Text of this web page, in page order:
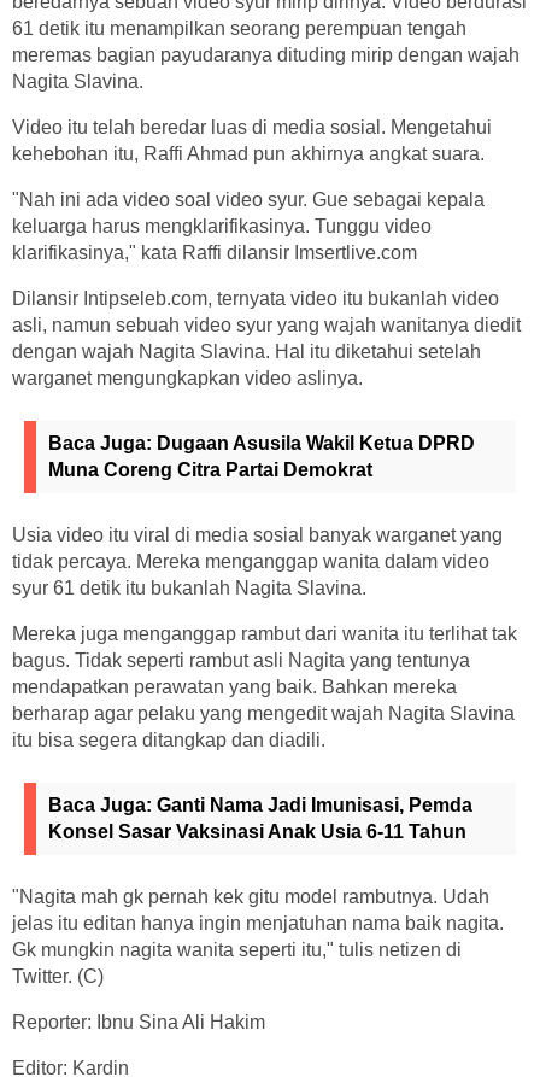
61 detik itu menampilkan seorang perempuan tengah
meremas bagian payudaranya dituding mirip dengan wajah
Nagita Slavina.
Video itu telah beredar luas di media sosial. Mengetahui
kehebohan itu, Raffi Ahmad pun akhirnya angkat suara.
"Nah ini ada video soal video syur. Gue sebagai kepala
keluarga harus mengklarifikasinya. Tunggu video
klarifikasinya," kata Raffi dilansir Imsertlive.com
Dilansir Intipseleb.com, ternyata video itu bukanlah video
asli, namun sebuah video syur yang wajah wanitanya diedit
dengan wajah Nagita Slavina. Hal itu diketahui setelah
warganet mengungkapkan video aslinya.
Baca Juga: Dugaan Asusila Wakil Ketua DPRD
Muna Coreng Citra Partai Demokrat
Usia video itu viral di media sosial banyak warganet yang
tidak percaya. Mereka menganggap wanita dalam video
syur 61 detik itu bukanlah Nagita Slavina.
Mereka juga menganggap rambut dari wanita itu terlihat tak
bagus. Tidak seperti rambut asli Nagita yang tentunya
mendapatkan perawatan yang baik. Bahkan mereka
berharap agar pelaku yang mengedit wajah Nagita Slavina
itu bisa segera ditangkap dan diadili.
Baca Juga: Ganti Nama Jadi Imunisasi, Pemda
Konsel Sasar Vaksinasi Anak Usia 6-11 Tahun
"Nagita mah gk pernah kek gitu model rambutnya. Udah
jelas itu editan hanya ingin menjatuhan nama baik nagita.
Gk mungkin nagita wanita seperti itu," tulis netizen di
Twitter. (C)
Reporter: Ibnu Sina Ali Hakim
Editor: Kardin